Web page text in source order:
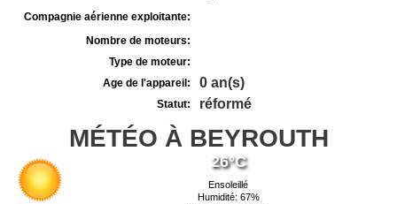
Compagnie aérienne exploitante:
Nombre de moteurs:
Type de moteur:
Age de l'appareil:
0 an(s)
Statut: réformé
MÉTÉO À BEYROUTH
26°C
Ensoleillé
Humidité: 67%